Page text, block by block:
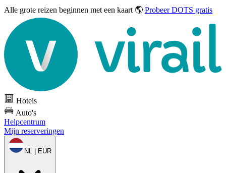
Alle grote reizen beginnen met een kaart 🌎 Probeer DOTS gratis
Hotels
Auto's
Helpcentrum
Mijn reserveringen
NL | EUR